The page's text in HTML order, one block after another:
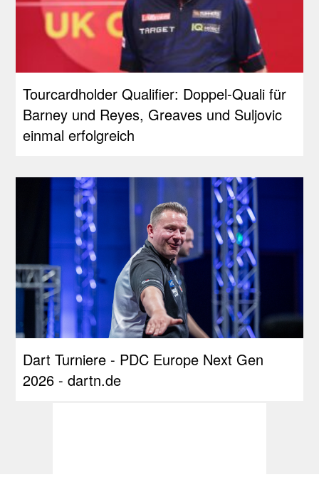
Tourcardholder Qualifier: Doppel-Quali für
Barney und Reyes, Greaves und Suljovic
einmal erfolgreich
Dart Turniere - PDC Europe Next Gen
2026 - dartn.de